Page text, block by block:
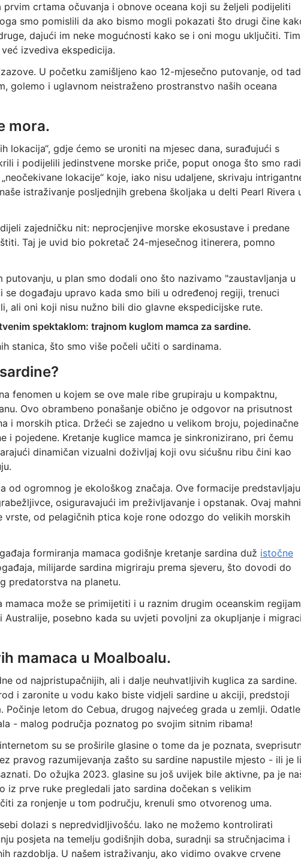
crtama očuvanja i obnove oceana koji su željeli podijeliti
smo pomislili da ako bismo mogli pokazati što drugi čine
dajući im neke mogućnosti kako se i oni mogu uključiti.
izvediva ekspedicija.
U početku zamišljeno kao 12-mjesečno putovanje, od
golemo i uglavnom neistraženo prostranstvo naših oceana
mora.
lokacija“, gdje ćemo se uroniti na mjesec dana, surađujući s
i podijelili jedinstvene morske priče, poput onoga što smo
lokacije“ koje, iako nisu udaljene, skrivaju
istraživanje posljednjih grebena školjaka u delti Pearl Rivera
zajedničku nit: neprocjenjive morske ekosustave i predane
Taj je uvid bio pokretač 24-mjesečnog itinerera, pomno
putovanju, u plan smo dodali ono što nazivamo "zaustavljanja u
se događaju upravo kada smo bili u određenoj regiji, trenuci
ali oni koji nisu nužno bili dio glavne ekspedicijske rute.
spektaklom: trajnom kuglom mamca za sardine.
stanica, što smo više počeli učiti o sardinama.
fenomen u kojem se ove male ribe grupiraju u kompaktnu,
Ovo obrambeno ponašanje obično je odgovor na prisutnost
i morskih ptica. Držeći se zajedno u velikom broju, pojedinačne
i pojedene. Kretanje kuglice mamca je sinkronizirano, pri čemu
dinamičan vizualni doživljaj koji ovu sićušnu ribu čini kao
od ogromnog je ekološkog značaja. Ove formacije predstavljaju
osiguravajući im preživljavanje i opstanak. Ovaj
vrste, od pelagičnih ptica koje rone odozgo do velikih morskih
formiranja mamaca godišnje kretanje sardina duž istočne
milijarde sardina migriraju prema sjeveru, što dovodi do
predatorstva na planetu.
može se primijetiti i u raznim drugim oceanskim
Australije, posebno kada su uvjeti povoljni za okupljanje i
mamaca u Moalboalu.
od najpristupačnijih, ali i dalje neuhvatljivih kuglica za sardine.
i zaronite u vodu kako biste vidjeli sardine u akciji, predstoji
letom do Cebua, drugog najvećeg grada u zemlji. Odatle
- malog područja poznatog po svojim sitnim ribama!
su se proširile glasine o tome da je poznata,
pravog razumijevanja zašto su sardine napustile mjesto - ili je li
Do ožujka 2023. glasine su još uvijek bile aktivne, pa je
iz prve ruke pregledali jato sardina dočekan s velikim
za ronjenje u tom području, krenuli smo otvorenog uma.
dolazi s nepredvidljivošću. Iako ne možemo kontrolirati
posjeta na temelju godišnjih doba, suradnji sa stručnjacima i
razdoblja. U našem istraživanju, ako vidimo ovakve crvene